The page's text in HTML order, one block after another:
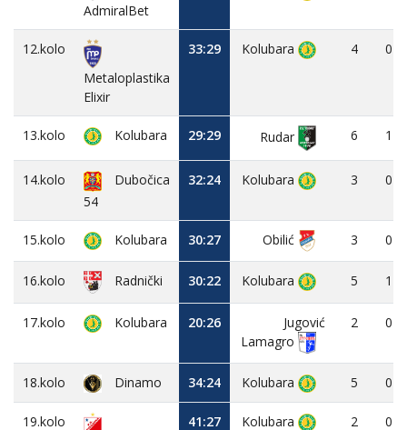
AdmiralBet
12.kolo
Metaloplastika
Elixir
33:29 Kolubara 4 0
13.kolo Kolubara 29:29 Rudar 6 1
14.kolo
Dubočica
54
32:24 Kolubara 3 0
15.kolo Kolubara 30:27 Obilić 3 0
16.kolo Radnički 30:22 Kolubara 5 1
17.kolo Kolubara 20:26
Jugović
Lamagro
2 0
18.kolo Dinamo 34:24 Kolubara 5 0
19.kolo 41:27 Kolubara 2 0